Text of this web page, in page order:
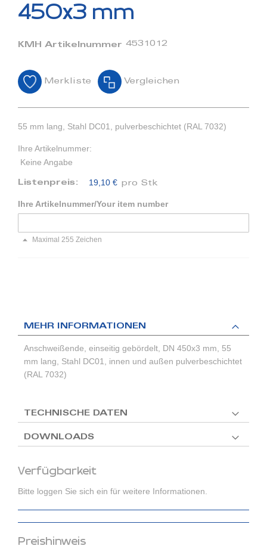
springen
450x3 mm
KMH Artikelnummer 4531012
Merkliste Vergleichen
55 mm lang, Stahl DC01, pulverbeschichtet (RAL 7032)
Ihre Artikelnummer:
Keine Angabe
Listenpreis: 19,10 € pro Stk
Ihre Artikelnummer/Your item number
Maximal 255 Zeichen
Verfügbarkeit
Bitte loggen Sie sich ein für weitere Informationen.
Preishinweis
MEHR INFORMATIONEN
Anschweißende, einseitig gebördelt, DN 450x3 mm, 55
mm lang, Stahl DC01, innen und außen pulverbeschichtet
(RAL 7032)
TECHNISCHE DATEN
DOWNLOADS